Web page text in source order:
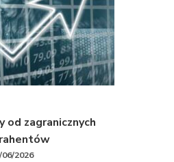
od zagranicznych
06/2026